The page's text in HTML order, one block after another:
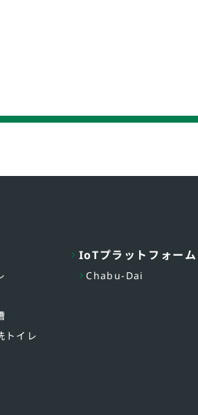
トイレ
IoTプラットフォーム
Chabu-Dai